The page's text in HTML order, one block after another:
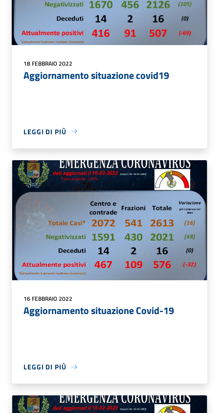
18 FEBBRAIO 2022
Aggiornamento situazione covid19
LEGGI DI PIÙ
16 FEBBRAIO 2022
Aggiornamento situazione Covid-19
LEGGI DI PIÙ